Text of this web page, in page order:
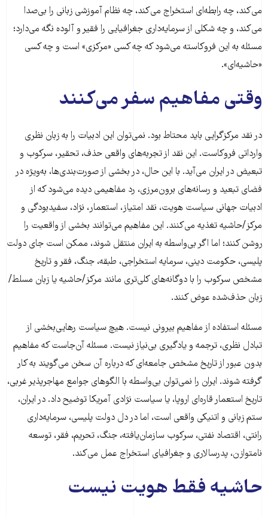
می‌کند، چه رابطه‌ای استخراج می‌کند، چه نظام آموزشی زبانی را بی‌صدا
می‌کند، و چه شکلی از سرمایه‌داری جغرافیایی را فقیر و آلوده نگه می‌دارد؛
مسئله به این فروکاسته می‌شود که چه کسی «مرکزی» است و چه کسی
«حاشیه‌ای».
وقتی مفاهیم سفر می‌کنند
در نقد مرکزگرایی باید محتاط بود. نمی‌توان این ادبیات را به زبان نظری
وارداتی فروکاست. این نقد از تجربه‌های واقعی حذف، تحقیر، سرکوب و
تبعیض در ایران می‌آید. با این حال، در بخشی از صورت‌بندی‌ها، به‌ویژه در
فضای تبعید و رسانه‌های برون‌مرزی، رد مفاهیمی دیده می‌شود که از
ادبیات جهانی سیاست هویت، نقد امتیاز، استعمار، نژاد، سفیدبودگی و
مرکز/حاشیه تغذیه می‌کنند. این مفاهیم می‌توانند بخشی از واقعیت را
روشن کنند؛ اما اگر بی‌واسطه به ایران منتقل شوند، ممکن است جای دولت
پلیسی، حکومت دینی، سرمایه استخراجی، طبقه، جنگ، فقر و تاریخ
مشخص سرکوب را با دوگانه‌های کلی‌تری مانند مرکز/حاشیه یا زبان مسلط/
زبان حذف‌شده عوض کنند.
مسئله استفاده از مفاهیم بیرونی نیست. هیچ سیاست رهایی‌بخشی از
تبادل نظری، ترجمه و یادگیری بی‌نیاز نیست. مسئله آن‌جاست که مفاهیم
بدون عبور از تاریخ مشخص جامعه‌ای که درباره آن سخن می‌گویند به کار
گرفته شوند. ایران را نمی‌توان بی‌واسطه با الگوهای جوامع مهاجرپذیر غربی،
تاریخ استعمار قاره‌ای اروپا، یا سیاست نژادی آمریکا توضیح داد. در ایران،
ستم زبانی و اتنیکی واقعی است، اما در دل دولت پلیسی، سرمایه‌داری
رانتی، اقتصاد نفتی، سرکوب سازمان‌یافته، جنگ، تحریم، فقر، توسعه
نامتوازن، پدرسالاری و جغرافیای استخراج عمل می‌کند.
حاشیه فقط هویت نیست